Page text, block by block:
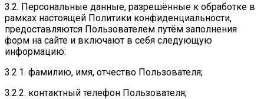
3.2. Персональные данные, разрешённые к обработке в
рамках настоящей Политики конфиденциальности,
предоставляются Пользователем путём заполнения
форм на сайте и включают в себя следующую
информацию:
3.2.1. фамилию, имя, отчество Пользователя;
3.2.2. контактный телефон Пользователя;